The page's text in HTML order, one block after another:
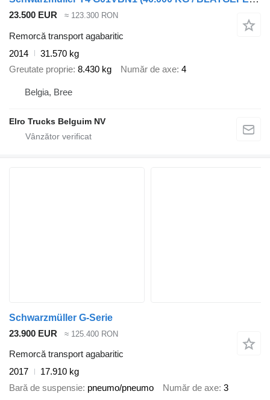
23.500 EUR ≈ 123.300 RON
Remorcă transport agabaritic
2014
31.570 kg
Greutate proprie 8.430 kg Număr de axe 4
Belgia, Bree
Elro Trucks Belguim NV
Schwarzmüller G-Serie
23.900 EUR
≈ 125.400 RON
Remorcă transport agabaritic
2017
17.910 kg
Bară de suspensie pneumo/pneumo Număr de axe 3